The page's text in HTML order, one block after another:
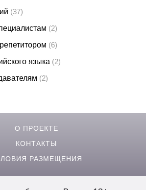
(37)
(2)
(6)
языка (2)
(2)
О ПРОЕКТЕ
КОНТАКТЫ
РАЗМЕЩЕНИЯ